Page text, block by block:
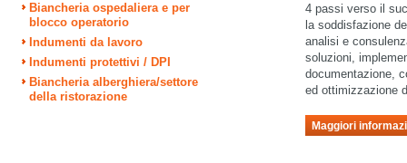
Biancheria ospedaliera e per
blocco operatorio
Indumenti da lavoro
Indumenti protettivi / DPI
Biancheria alberghiera/settore
della ristorazione
4 passi verso il
la soddisfazione
analisi e
soluzioni,
documentazione,
ed ottimizzazione
Maggiori